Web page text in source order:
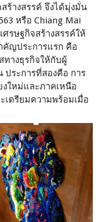
ร้างสรรค์ จึงได้มุ่งมั่น
หรือ Chiang Mai
ศรษฐกิจสร้างสรรค์ให้
คัญประการแรก คือ
ทางธุรกิจให้กับผู้
ประการที่สองคือ การ
งใหม่และภาคเหนือ
เตรียมความพร้อมเมื่อ